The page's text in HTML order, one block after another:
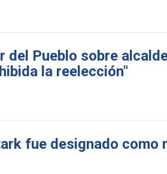
del Pueblo sobre
la reelección"
fue designado como